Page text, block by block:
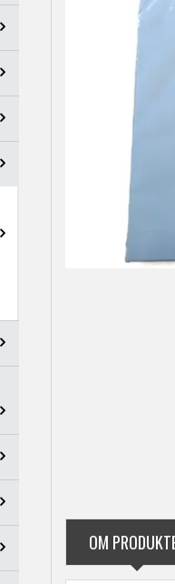
OM